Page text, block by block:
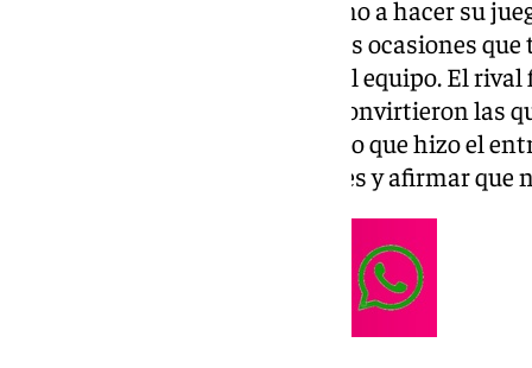
«Fue un buen partido, el rival vino a hacer su
Estuvieron muy acertados en las ocasiones
no tengo mucho que criticarle al equipo. El
balón. Nos llegaron poco pero convirtieron las
valoración general del encuentro que hizo el
dudó en elogiar a los portugueses y afirmar